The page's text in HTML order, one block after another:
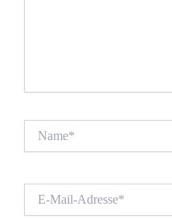
Mail-